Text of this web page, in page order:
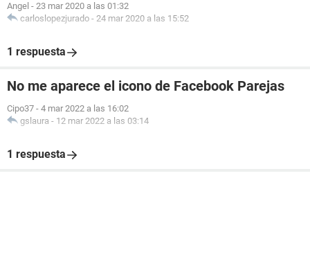
Angel - 23 mar 2020 a las 01:32
carloslopezjurado - 24 mar 2020 a las 15:52
1 respuesta
No me aparece el icono de Facebook Parejas
Cipo37 - 4 mar 2022 a las 16:02
gslaura - 12 mar 2022 a las 03:14
1 respuesta